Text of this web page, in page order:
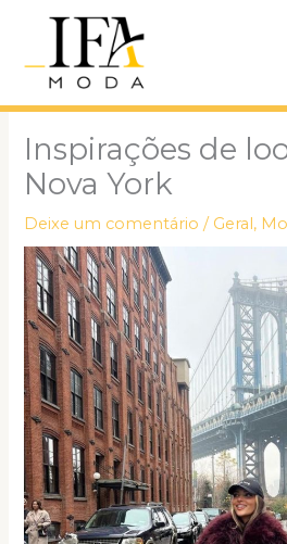
conteúdo
Inspirações de
Nova York
Deixe um comentário / Geral,